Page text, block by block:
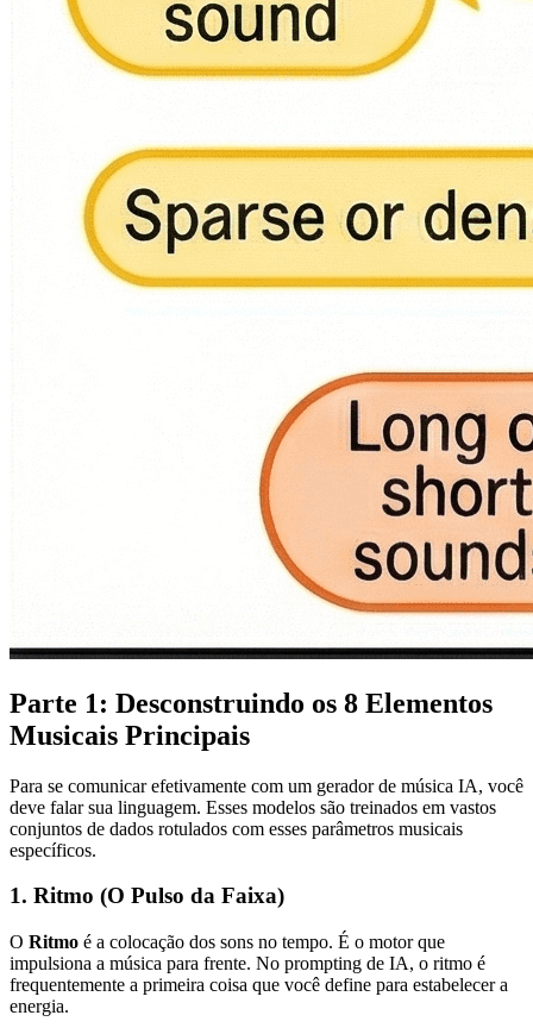
Parte 1: Desconstruindo os 8 Elementos
Musicais Principais
Para se comunicar efetivamente com um gerador de música IA, você
deve falar sua linguagem. Esses modelos são treinados em vastos
conjuntos de dados rotulados com esses parâmetros musicais
específicos.
1. Ritmo (O Pulso da Faixa)
O Ritmo é a colocação dos sons no tempo. É o motor que
impulsiona a música para frente. No prompting de IA, o ritmo é
frequentemente a primeira coisa que você define para estabelecer a
energia.